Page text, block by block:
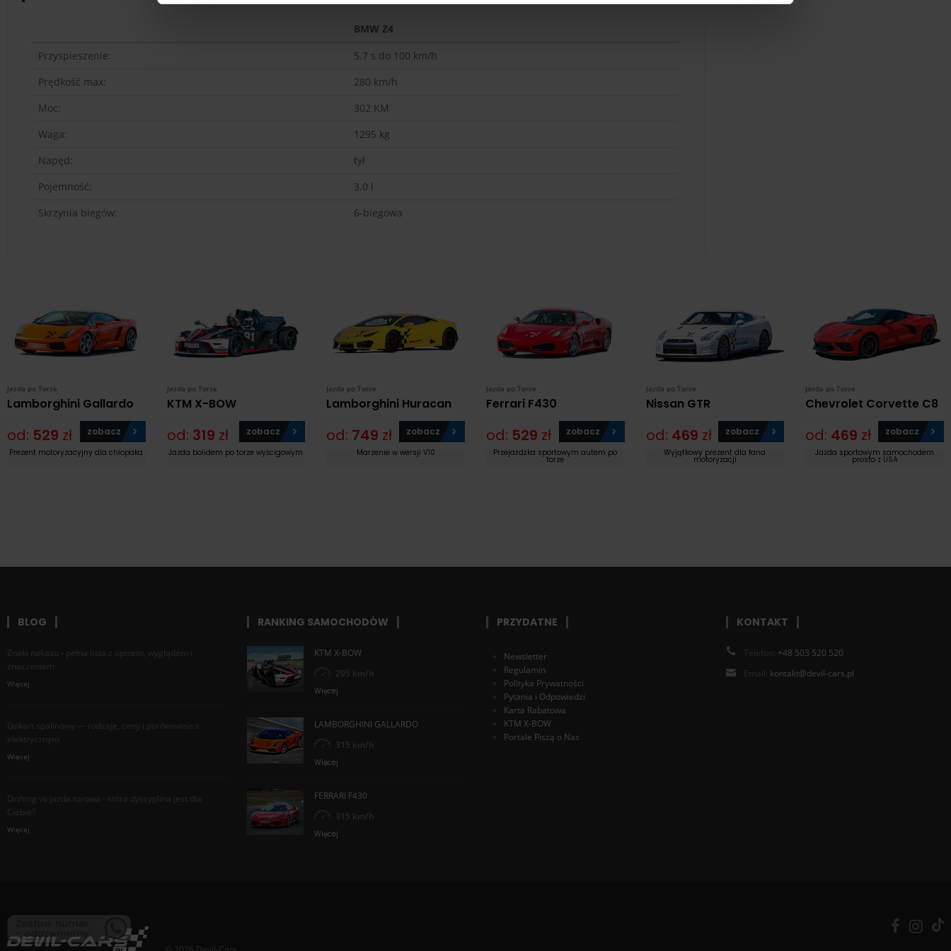
BMW Z4
Przyspieszenie:
5.7 s do 100 km/h
Prędkość max:
280 km/h
Moc:
302 KM
Waga:
1295 kg
Napęd:
tył
Pojemność:
3.0 l
Skrzynia biegów:
6-biegowa
Jazda po Torze
Lamborghini Gallardo
od: 529 zł zobacz
Prezent motoryzacyjny dla chłopaka
Jazda po Torze
KTM X-BOW
od: 319 zł zobacz
Jazda bolidem po torze wyścigowym
Jazda po Torze
Lamborghini Huracan
od: 749 zł zobacz
Marzenie w wersji V10
Jazda po Torze
Ferrari F430
od: 529 zł zobacz
Przejażdżka sportowym autem po
torze
Jazda po Torze
Nissan GTR
od: 469 zł zobacz
Wyjątkowy prezent dla fana
motoryzacji
Jazda po Torze
Chevrolet Corvette C8
od: 469 zł zobacz
Jazda sportowym samochodem
prosto z USA
BLOG
Znaki nakazu - pełna lista z opisem, wyglądem i
znaczeniem
Więcej
Gokart spalinowy — rodzaje, ceny i porównanie z
elektrycznym
Więcej
Drifting vs jazda torowa - która dyscyplina jest dla
Ciebie?
Więcej
RANKING SAMOCHODÓW
KTM X-BOW
295 km/h
Więcej
LAMBORGHINI GALLARDO
315 km/h
Więcej
FERRARI F430
315 km/h
Więcej
PRZYDATNE
Newsletter
Regulamin
Polityka Prywatności
Pytania i Odpowiedzi
Karta Rabatowa
KTM X-BOW
Portale Piszą o Nas
KONTAKT
Telefon: +48 503 520 520
Email: kontakt@devil-cars.pl